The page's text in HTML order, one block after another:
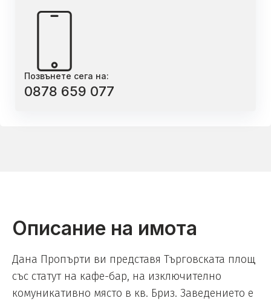
Позвънете сега на:
0878 659 077
Описание на имота
Дана Пропърти ви представя Търговската площ
със статут на кафе-бар, на изключително
комуникативно място в кв. Бриз. Заведението е